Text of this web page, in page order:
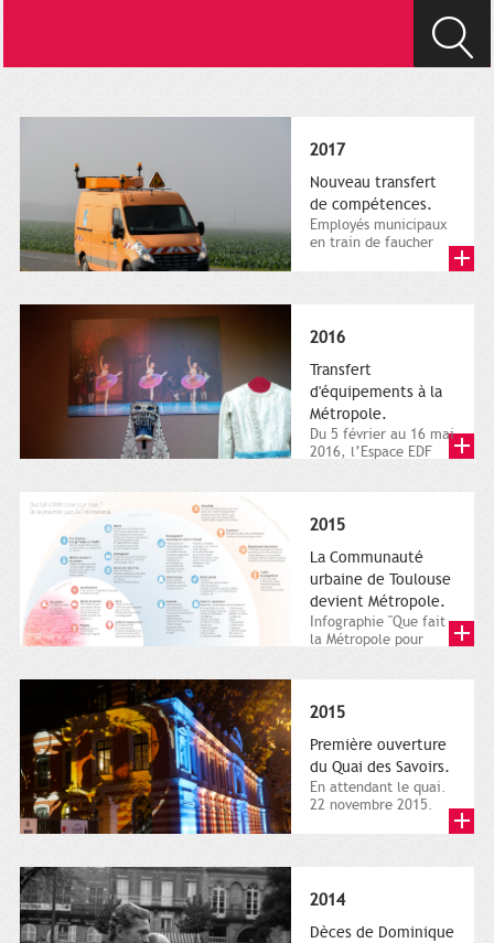
2017
Nouveau transfert
de compétences.
Employés municipaux
en train de faucher
2016
Transfert
d'équipements à la
Métropole.
Du 5 février au 16 mai
2016, l’Espace EDF
2015
La Communauté
urbaine de Toulouse
devient Métropole.
Infographie "Que fait
la Métropole pour
2015
Première ouverture
du Quai des Savoirs.
En attendant le quai.
22 novembre 2015.
2014
Dèces de Dominique